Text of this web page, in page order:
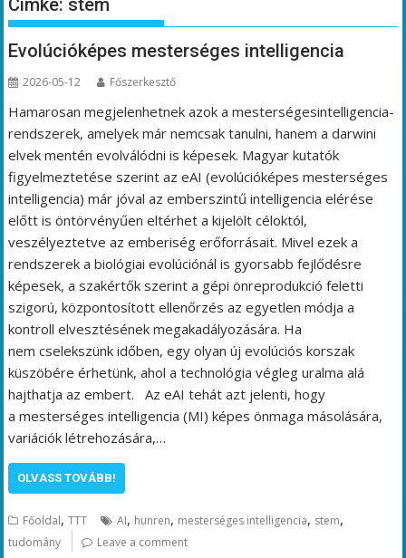
Címke: stem
Evolúcióképes mesterséges intelligencia
2026-05-12 Főszerkesztő
Hamarosan megjelenhetnek azok a mesterségesintelligencia-
rendszerek, amelyek már nemcsak tanulni, hanem a darwini
elvek mentén evolválódni is képesek. Magyar kutatók
figyelmeztetése szerint az eAI (evolúcióképes mesterséges
intelligencia) már jóval az emberszintű intelligencia elérése
előtt is öntörvényűen eltérhet a kijelölt céloktól,
veszélyeztetve az emberiség erőforrásait. Mivel ezek a
rendszerek a biológiai evolúciónál is gyorsabb fejlődésre
képesek, a szakértők szerint a gépi önreprodukció feletti
szigorú, központosított ellenőrzés az egyetlen módja a
kontroll elvesztésének megakadályozására. Ha
nem cselekszünk időben, egy olyan új evolúciós korszak
küszöbére érhetünk, ahol a technológia végleg uralma alá
hajthatja az embert. Az eAI tehát azt jelenti, hogy
a mesterséges intelligencia (MI) képes önmaga másolására,
variációk létrehozására,…
OLVASS TOVÁBB!
Főoldal,TTT AI, hunren, mesterséges intelligencia, stem,
tudomány Leave a comment